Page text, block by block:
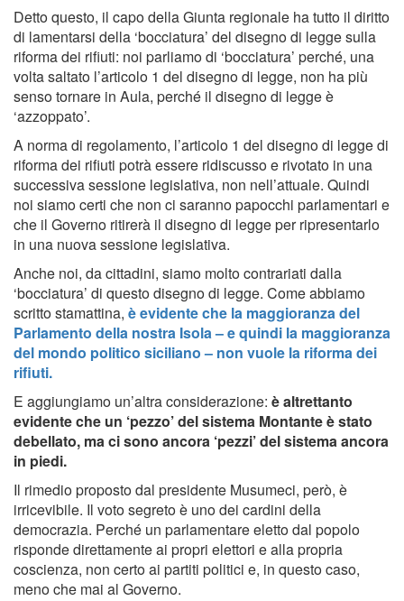
Detto questo, il capo della Giunta regionale ha tutto il diritto
di lamentarsi della ‘bocciatura’ del disegno di legge sulla
riforma dei rifiuti: noi parliamo di ‘bocciatura’ perché, una
volta saltato l’articolo 1 del disegno di legge, non ha più
senso tornare in Aula, perché il disegno di legge è
‘azzoppato’.
A norma di regolamento, l’articolo 1 del disegno di legge di
riforma dei rifiuti potrà essere ridiscusso e rivotato in una
successiva sessione legislativa, non nell’attuale. Quindi
noi siamo certi che non ci saranno papocchi parlamentari e
che il Governo ritirerà il disegno di legge per ripresentarlo
in una nuova sessione legislativa.
Anche noi, da cittadini, siamo molto contrariati dalla
‘bocciatura’ di questo disegno di legge. Come abbiamo
scritto stamattina, è evidente che la maggioranza del
Parlamento della nostra Isola – e quindi la maggioranza
del mondo politico siciliano – non vuole la riforma dei
rifiuti.
E aggiungiamo un’altra considerazione: è altrettanto
evidente che un ‘pezzo’ del sistema Montante è stato
debellato, ma ci sono ancora ‘pezzi’ del sistema ancora
in piedi.
Il rimedio proposto dal presidente Musumeci, però, è
irricevibile. Il voto segreto è uno dei cardini della
democrazia. Perché un parlamentare eletto dal popolo
risponde direttamente ai propri elettori e alla propria
coscienza, non certo ai partiti politici e, in questo caso,
meno che mai al Governo.